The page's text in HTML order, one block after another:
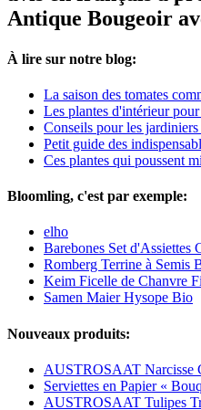
Antique Bougeoir
À lire sur notre blog:
La saison des tomates
Les plantes d'intérieur
Conseils pour les jardiniers
Petit guide des
Ces plantes qui poussent
Bloomling, c'est par exemple:
elho
Barebones Set d'Assiettes
Romberg Terrine à Semis
Keim Ficelle de Chanvre
Samen Maier Hysope Bio
Nouveaux produits:
AUSTROSAAT Narcisse
Serviettes en Papier «
AUSTROSAAT Tulipes